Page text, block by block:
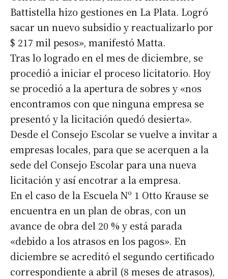
Battistella hizo gestiones en La Plata. Logró
sacar un nuevo subsidio y reactualizarlo por
$ 217 mil pesos», manifestó Matta.
Tras lo logrado en el mes de diciembre, se
procedió a iniciar el proceso licitatorio. Hoy
se procedió a la apertura de sobres y «nos
encontramos con que ninguna empresa se
presentó y la licitación quedó desierta».
Desde el Consejo Escolar se vuelve a invitar a
empresas locales, para que se acerquen a la
sede del Consejo Escolar para una nueva
licitación y así encotrar a la empresa.
En el caso de la Escuela Nº 1 Otto Krause se
encuentra en un plan de obras, con un
avance de obra del 20 % y está parada
«debido a los atrasos en los pagos». En
diciembre se acreditó el segundo certificado
correspondiente a abril (8 meses de atrasos),